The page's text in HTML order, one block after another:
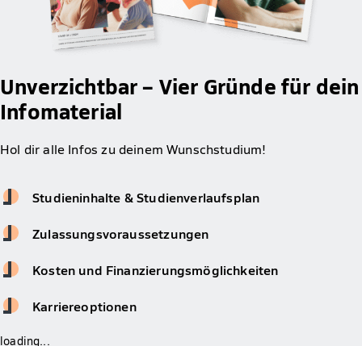
Unverzichtbar – Vier Gründe für dein
Infomaterial
Hol dir alle Infos zu deinem Wunschstudium!
Studieninhalte & Studienverlaufsplan
Zulassungsvoraussetzungen
Kosten und Finanzierungsmöglichkeiten
Karriereoptionen
loading...